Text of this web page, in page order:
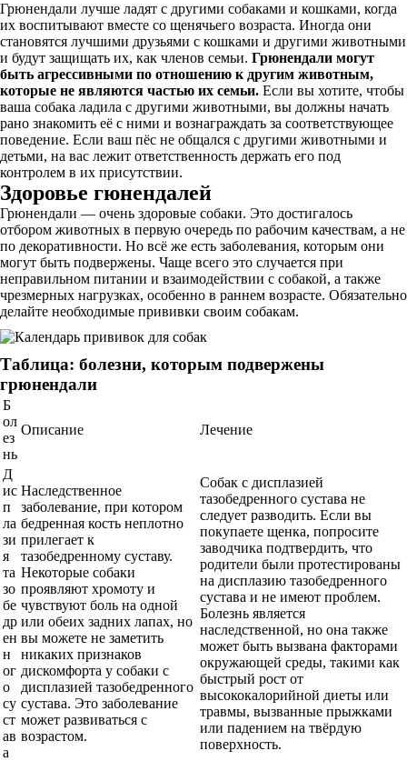
Грюнендали лучше ладят с другими собаками и кошками, когда
их воспитывают вместе со щенячьего возраста. Иногда они
становятся лучшими друзьями с кошками и другими животными
и будут защищать их, как членов семьи. Грюнендали могут
быть агрессивными по отношению к другим животным,
которые не являются частью их семьи. Если вы хотите, чтобы
ваша собака ладила с другими животными, вы должны начать
рано знакомить её с ними и вознаграждать за соответствующее
поведение. Если ваш пёс не общался с другими животными и
детьми, на вас лежит ответственность держать его под
контролем в их присутствии.
Здоровье гюнендалей
Грюнендали — очень здоровые собаки. Это достигалось
отбором животных в первую очередь по рабочим качествам, а не
по декоративности. Но всё же есть заболевания, которым они
могут быть подвержены. Чаще всего это случается при
неправильном питании и взаимодействии с собакой, а также
чрезмерных нагрузках, особенно в раннем возрасте. Обязательно
делайте необходимые прививки своим собакам.
Таблица: болезни, которым подвержены
грюнендали
Б
ол
ез
нь
Описание Лечение
Д
ис
п
ла
зи
я
та
зо
бе
др
ен
н
ог
о
су
ст
ав
а
Наследственное
заболевание, при котором
бедренная кость неплотно
прилегает к
тазобедренному суставу.
Некоторые собаки
проявляют хромоту и
чувствуют боль на одной
или обеих задних лапах, но
вы можете не заметить
никаких признаков
дискомфорта у собаки с
дисплазией тазобедренного
сустава. Это заболевание
может развиваться с
возрастом.
Собак с дисплазией
тазобедренного сустава не
следует разводить. Если вы
покупаете щенка, попросите
заводчика подтвердить, что
родители были протестированы
на дисплазию тазобедренного
сустава и не имеют проблем.
Болезнь является
наследственной, но она также
может быть вызвана факторами
окружающей среды, такими как
быстрый рост от
высококалорийной диеты или
травмы, вызванные прыжками
или падением на твёрдую
поверхность.